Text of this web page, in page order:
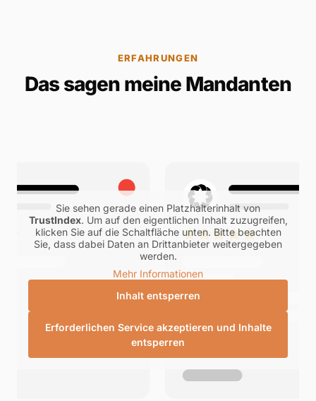
ERFAHRUNGEN
Das sagen meine Mandanten
Sie sehen gerade einen Platzhalterinhalt von
TrustIndex. Um auf den eigentlichen Inhalt zuzugreifen,
klicken Sie auf die Schaltfläche unten. Bitte beachten
Sie, dass dabei Daten an Drittanbieter weitergegeben
werden.
Mehr Informationen
Inhalt entsperren
Erforderlichen Service akzeptieren und Inhalte
entsperren